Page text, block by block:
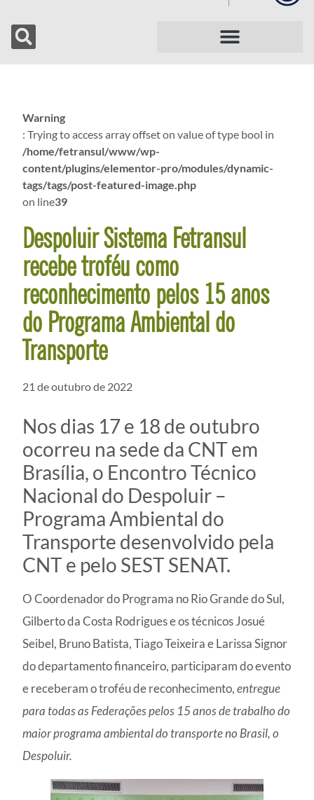
Warning
: Trying to access array offset on value of type bool in
/home/fetransul/www/wp-
content/plugins/elementor-pro/modules/dynamic-
tags/tags/post-featured-image.php
on line39
Despoluir Sistema Fetransul
recebe troféu como
reconhecimento pelos 15 anos
do Programa Ambiental do
Transporte
21 de outubro de 2022
Nos dias 17 e 18 de outubro
ocorreu na sede da CNT em
Brasília, o Encontro Técnico
Nacional do Despoluir –
Programa Ambiental do
Transporte desenvolvido pela
CNT e pelo SEST SENAT.
O Coordenador do Programa no Rio Grande do Sul,
Gilberto da Costa Rodrigues e os técnicos Josué
Seibel, Bruno Batista, Tiago Teixeira e Larissa Signor
do departamento financeiro, participaram do evento
e receberam o troféu de reconhecimento,entregue
para todas as Federações pelos 15 anos de trabalho do
maior programa ambiental do transporte no Brasil, o
Despoluir.